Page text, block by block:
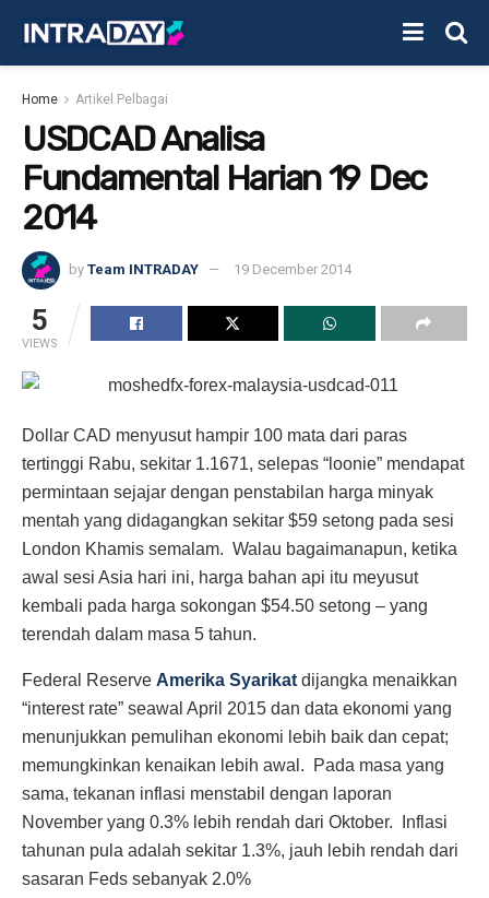
Home Artikel Pelbagai
USDCAD Analisa
Fundamental Harian 19 Dec
2014
by Team INTRADAY 19 December 2014
5
VIEWS
Dollar CAD menyusut hampir 100 mata dari paras
tertinggi Rabu, sekitar 1.1671, selepas “loonie” mendapat
permintaan sejajar dengan penstabilan harga minyak
mentah yang didagangkan sekitar $59 setong pada sesi
London Khamis semalam. Walau bagaimanapun, ketika
awal sesi Asia hari ini, harga bahan api itu meyusut
kembali pada harga sokongan $54.50 setong – yang
terendah dalam masa 5 tahun.
Federal Reserve Amerika Syarikat dijangka menaikkan
“interest rate” seawal April 2015 dan data ekonomi yang
menunjukkan pemulihan ekonomi lebih baik dan cepat;
memungkinkan kenaikan lebih awal. Pada masa yang
sama, tekanan inflasi menstabil dengan laporan
November yang 0.3% lebih rendah dari Oktober. Inflasi
tahunan pula adalah sekitar 1.3%, jauh lebih rendah dari
sasaran Feds sebanyak 2.0%